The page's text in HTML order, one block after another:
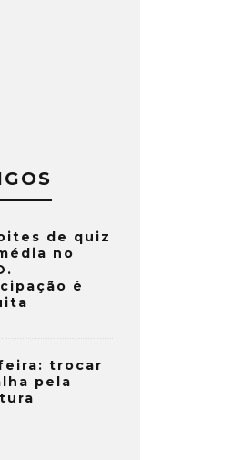
de quiz
no
é
trocar
pela